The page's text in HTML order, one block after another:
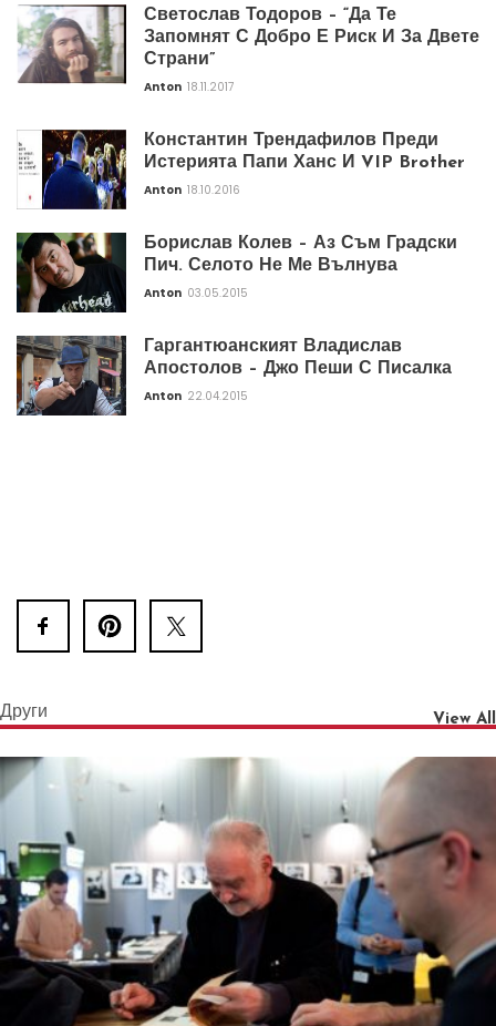
Светослав Тодоров – “Да Те
Запомнят С Добро Е Риск И За Двете
Страни”
Anton 18.11.2017
Константин Трендафилов Преди
Истерията Папи Ханс И VIP Brother
Anton 18.10.2016
Борислав Колев – Аз Съм Градски
Пич. Селото Не Ме Вълнува
Anton 03.05.2015
Гаргантюанският Владислав
Апостолов – Джо Пеши С Писалка
Anton 22.04.2015
Други View All